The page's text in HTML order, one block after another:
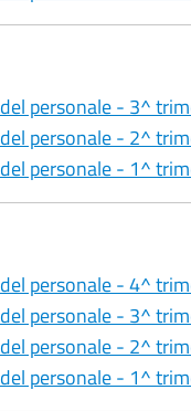
personale - 3^
personale - 2^
personale - 1^
personale - 4^
personale - 3^
personale - 2^
personale - 1^